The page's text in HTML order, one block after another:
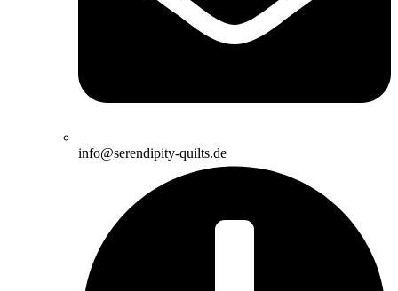
info@serendipity-quilts.de